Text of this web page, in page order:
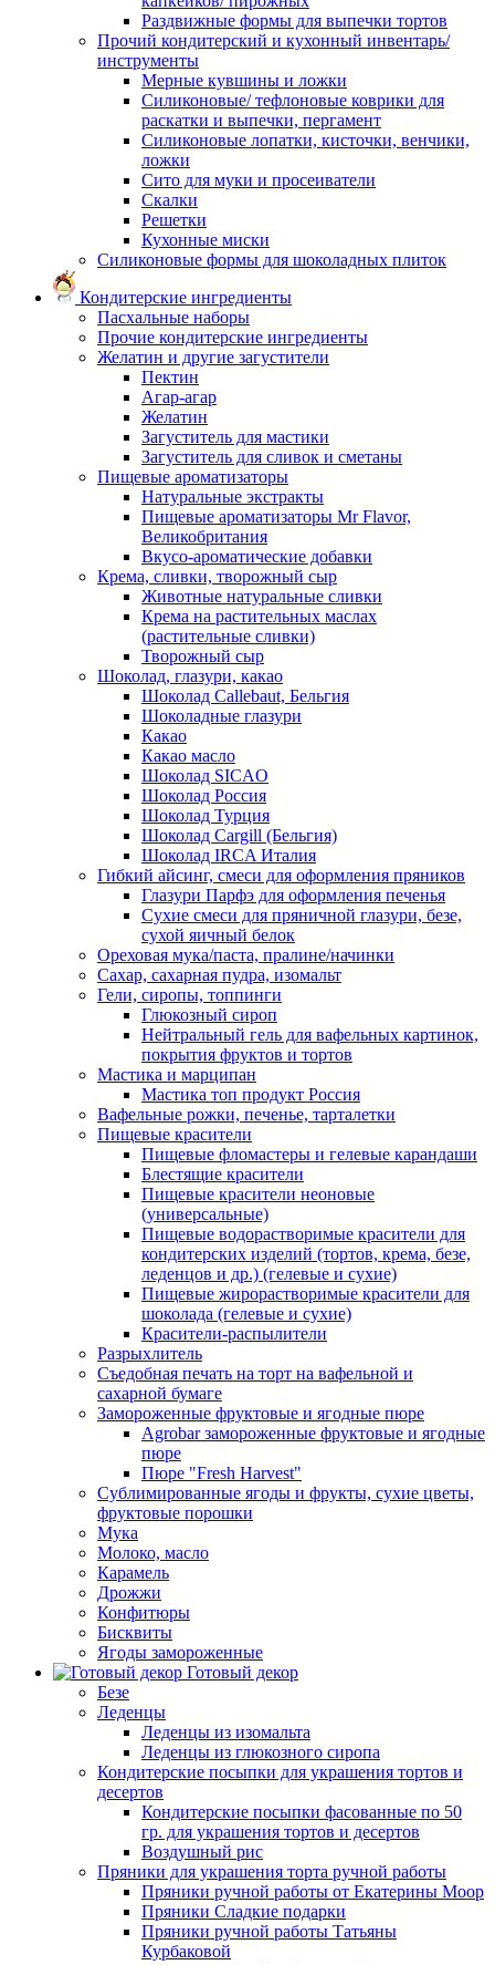
Раздвижные формы для выпечки тортов
Прочий кондитерский и кухонный инвентарь/
инструменты
Мерные кувшины и ложки
Силиконовые/ тефлоновые коврики для
раскатки и выпечки, пергамент
Силиконовые лопатки, кисточки, венчики,
ложки
Сито для муки и просеиватели
Скалки
Решетки
Кухонные миски
Силиконовые формы для шоколадных плиток
Кондитерские ингредиенты
Пасхальные наборы
Прочие кондитерские ингредиенты
Желатин и другие загустители
Пектин
Агар-агар
Желатин
Загуститель для мастики
Загуститель для сливок и сметаны
Пищевые ароматизаторы
Натуральные экстракты
Пищевые ароматизаторы Mr Flavor,
Великобритания
Вкусо-ароматические добавки
Крема, сливки, творожный сыр
Животные натуральные сливки
Крема на растительных маслах
(растительные сливки)
Творожный сыр
Шоколад, глазури, какао
Шоколад Callebaut, Бельгия
Шоколадные глазури
Какао
Какао масло
Шоколад SICAO
Шоколад Россия
Шоколад Турция
Шоколад Cargill (Бельгия)
Шоколад IRCA Италия
Гибкий айсинг, смеси для оформления пряников
Глазури Парфэ для оформления печенья
Сухие смеси для пряничной глазури, безе,
сухой яичный белок
Ореховая мука/паста, пралине/начинки
Сахар, сахарная пудра, изомальт
Гели, сиропы, топпинги
Глюкозный сироп
Нейтральный гель для вафельных картинок,
покрытия фруктов и тортов
Мастика и марципан
Мастика топ продукт Россия
Вафельные рожки, печенье, тарталетки
Пищевые красители
Пищевые фломастеры и гелевые карандаши
Блестящие красители
Пищевые красители неоновые
(универсальные)
Пищевые водорастворимые красители для
кондитерских изделий (тортов, крема, безе,
леденцов и др.) (гелевые и сухие)
Пищевые жирорастворимые красители для
шоколада (гелевые и сухие)
Красители-распылители
Разрыхлитель
Съедобная печать на торт на вафельной и
сахарной бумаге
Замороженные фруктовые и ягодные пюре
Agrobar замороженные фруктовые и ягодные
пюре
Пюре "Fresh Harvest"
Сублимированные ягоды и фрукты, сухие цветы,
фруктовые порошки
Мука
Молоко, масло
Карамель
Дрожжи
Конфитюры
Бисквиты
Ягоды замороженные
Готовый декор
Безе
Леденцы
Леденцы из изомальта
Леденцы из глюкозного сиропа
Кондитерские посыпки для украшения тортов и
десертов
Кондитерские посыпки фасованные по 50
гр. для украшения тортов и десертов
Воздушный рис
Пряники для украшения торта ручной работы
Пряники ручной работы от Екатерины Моор
Пряники Сладкие подарки
Пряники ручной работы Татьяны
Курбаковой